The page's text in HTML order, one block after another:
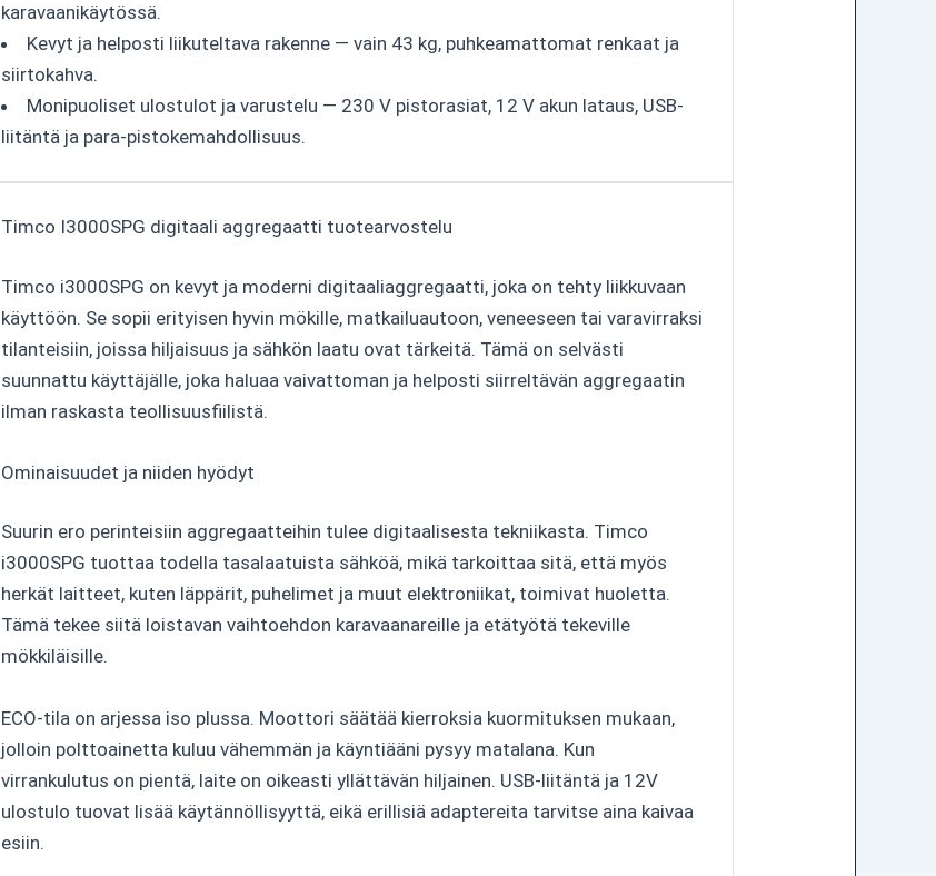
karavaanikäytössä.
Kevyt ja helposti liikuteltava rakenne — vain 43 kg, puhkeamattomat renkaat ja
siirtokahva.
Monipuoliset ulostulot ja varustelu — 230 V pistorasiat, 12 V akun lataus, USB-
liitäntä ja para-pistokemahdollisuus.
Timco I3000SPG digitaali aggregaatti tuotearvostelu
Timco i3000SPG on kevyt ja moderni digitaaliaggregaatti, joka on tehty liikkuvaan
käyttöön. Se sopii erityisen hyvin mökille, matkailuautoon, veneeseen tai varavirraksi
tilanteisiin, joissa hiljaisuus ja sähkön laatu ovat tärkeitä. Tämä on selvästi
suunnattu käyttäjälle, joka haluaa vaivattoman ja helposti siirreltävän aggregaatin
ilman raskasta teollisuusfiilistä.
Ominaisuudet ja niiden hyödyt
Suurin ero perinteisiin aggregaatteihin tulee digitaalisesta tekniikasta. Timco
i3000SPG tuottaa todella tasalaatuista sähköä, mikä tarkoittaa sitä, että myös
herkät laitteet, kuten läppärit, puhelimet ja muut elektroniikat, toimivat huoletta.
Tämä tekee siitä loistavan vaihtoehdon karavaanareille ja etätyötä tekeville
mökkiläisille.
ECO-tila on arjessa iso plussa. Moottori säätää kierroksia kuormituksen mukaan,
jolloin polttoainetta kuluu vähemmän ja käyntiääni pysyy matalana. Kun
virrankulutus on pientä, laite on oikeasti yllättävän hiljainen. USB-liitäntä ja 12V
ulostulo tuovat lisää käytännöllisyyttä, eikä erillisiä adaptereita tarvitse aina kaivaa
esiin.